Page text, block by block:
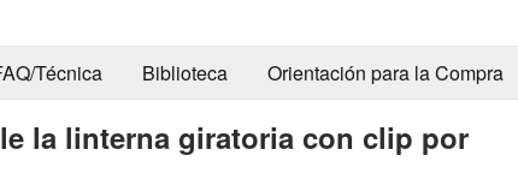
Técnica Biblioteca Orientación para la Compra
la linterna giratoria con clip por